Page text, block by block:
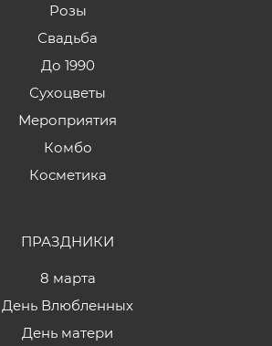
Розы
Свадьба
До 1990
Сухоцветы
Мероприятия
Комбо
Косметика
ПРАЗДНИКИ
8 марта
День Влюбленных
День матери